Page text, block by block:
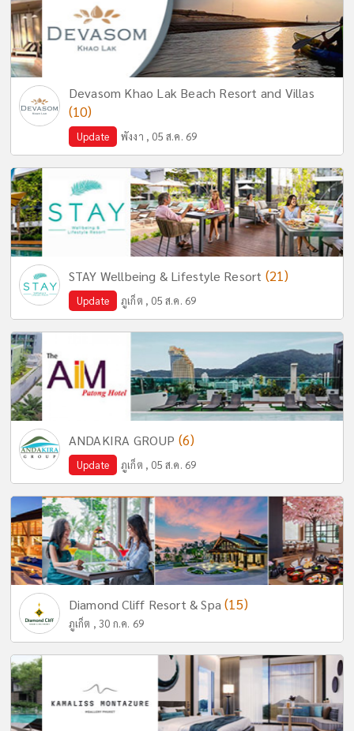
Devasom Khao Lak Beach Resort and Villas
(10)
Update พังงา , 05 ส.ค. 69
STAY Wellbeing & Lifestyle Resort (21)
Update ภูเก็ต , 05 ส.ค. 69
ANDAKIRA GROUP (6)
Update ภูเก็ต , 05 ส.ค. 69
Diamond Cliff Resort & Spa(15)
ภูเก็ต , 30 ก.ค. 69